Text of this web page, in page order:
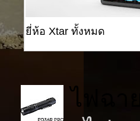
ยี่ห้อ Xtar ทั้งหมด
ไฟฉา